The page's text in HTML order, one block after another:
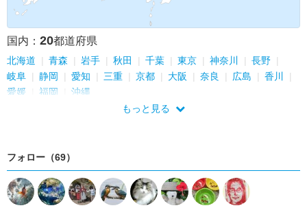
国内： 20都道府県
北海道 青森 岩手 秋田 千葉 東京 神奈川
長野
岐阜
静岡 愛知 三重 京都 大阪 奈良 広島
香川
愛媛
福岡
沖縄
もっと見る
フォロー（69）